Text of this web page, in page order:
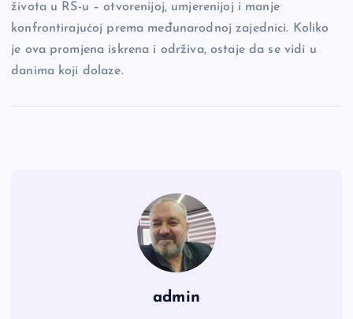
života u RS-u – otvorenijoj, umjerenijoj i manje
konfrontirajućoj prema međunarodnoj zajednici. Koliko
je ova promjena iskrena i održiva, ostaje da se vidi u
danima koji dolaze.
admin